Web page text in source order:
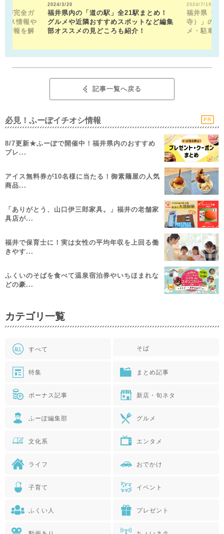
が完全ガ
ス情報や
情報を解
2024/3/20
福井県内の「道の駅」全21駅まとめ！
グルメや近隣おすすめスポットなど編集
部オススメの見どころも紹介！
2024/7/19
福井県「平
寺）」の見
メ・駐車
記事一覧へ戻る
必見！ふーぽイチオシ情報 PR
8/7更新★ふーぽで開催中！福井県内のおすすめ
プレ...
アイス無料券が10名様に当たる！御素麺屋の人気
商品...
「ありがとう、山口伊三郎家具。」福井の老舗家
具店が...
福井で保育士に！実は女性の平均年収を上回る働
きやす...
ふくいのそばを食べて温泉宿泊券やいちほまれな
どの豪...
カテゴリ一覧
すべて そば
特集 まとめ記事
ボーナス記事 新店・旬ネタ
ふーぽ編集部 グルメ
文化系 エンタメ
ライフ おでかけ
子育て イベント
ふくい人 プレゼント